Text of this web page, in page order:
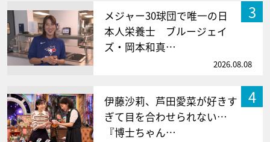
3
メジャー30球団で唯一の日
本人栄養士 ブルージェイ
ズ・岡本和真…
2026.08.08
4
伊藤沙莉、芦田愛菜が好きす
ぎて目を合わせられない…
『博士ちゃん…